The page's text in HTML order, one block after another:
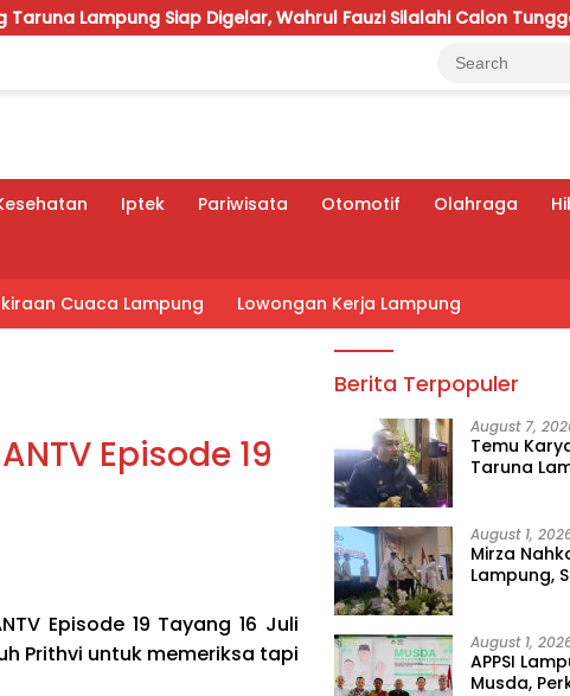
Digelar, Wahrul Fauzi Silalahi Calon Tunggal APBD
Iptek Pariwisata Otomotif Olahraga
Cuaca Lampung Lowongan Kerja Lampung
Episode 19
Episode 19 Tayang 16 Juli
Prithvi untuk memeriksa tapi
Berita Terpopuler
August 7,
Temu
Taruna
August 1,
Mirza
Lampung,
August 1,
APPSI
Musda,